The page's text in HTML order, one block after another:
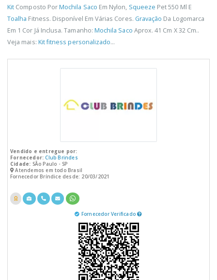
Kit Composto PorMochila Saco Em Nylon, Squeeze Pet 550 Ml E
Toalha Fitness. Disponível Em Várias Cores. Gravação Da Logomarca
Em 1 Cor Já Inclusa. Tamanho: Mochila Saco Aprox. 41 Cm X 32 Cm..
Veja mais: Kit fitness personalizado...
Vendido e entregue por:
Fornecedor: Club Brindes
Cidade: SÃo Paulo - SP
Atendemos em todo Brasil
Fornecedor Bríndice desde: 20/03/2021
Fornecedor Verificado